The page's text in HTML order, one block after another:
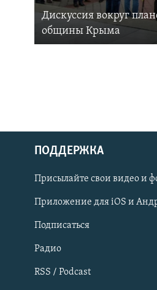
Українською
Qırımtatar
ПРИСОЕДИНЯЙТЕСЬ!
Дискуссия вокруг
общины Крыма
ПОДДЕРЖКА
Присылайте свои видео и
Приложение для iOS и
Подписаться
Радио
RSS / Podcast